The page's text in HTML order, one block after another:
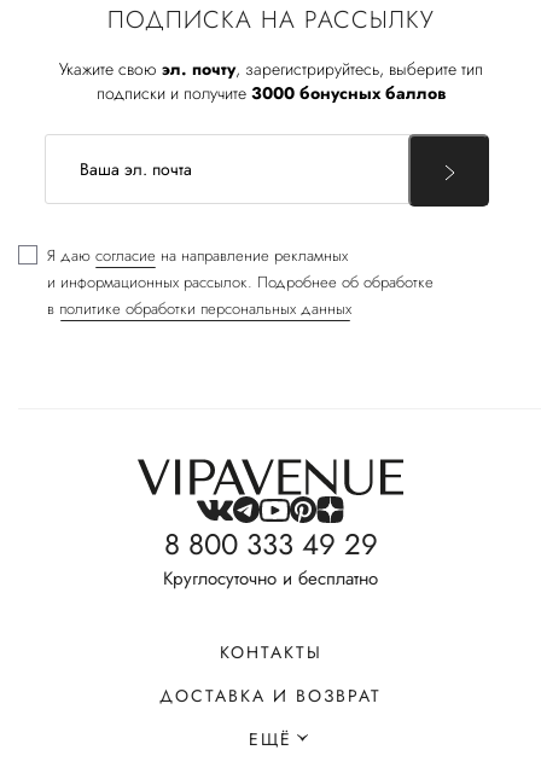
ПОДПИСКА НА РАССЫЛКУ
Укажите свою эл. почту, зарегистрируйтесь, выберите тип
подписки и получите 3000 бонусных баллов
Я даю согласие на направление рекламных
и информационных рассылок. Подробнее об обработке
в политике обработки персональных данных
8 800 333 49 29
Круглосуточно и бесплатно
КОНТАКТЫ
ДОСТАВКА И ВОЗВРАТ
ЕЩЁ